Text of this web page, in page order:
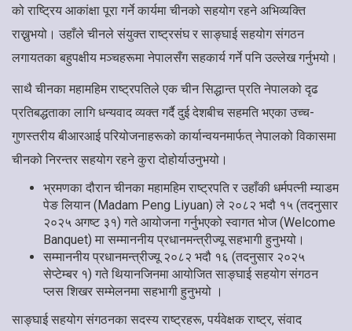
को राष्ट्रिय आकांक्षा पूरा गर्ने कार्यमा चीनको सहयोग रहने अभिव्यक्ति
राख्नुभयो। उहाँले चीनले संयुक्त राष्ट्रसंघ र साङ्घाई सहयोग संगठन
लगायतका बहुपक्षीय मञ्चहरूमा नेपालसँग सहकार्य गर्ने पनि उल्लेख गर्नुभयो।
साथै चीनका महामहिम राष्ट्रपतिले एक चीन सिद्धान्त प्रति नेपालको दृढ
प्रतिबद्धताका लागि धन्यवाद व्यक्त गर्दै दुई देशबीच सहमति भएका उच्च-
गुणस्तरीय बीआरआई परियोजनाहरूको कार्यान्वयनमार्फत् नेपालको विकासमा
चीनको निरन्तर सहयोग रहने कुरा दोहोर्याउनुभयो।
भ्रमणका दौरान चीनका महामहिम राष्ट्रपति र उहाँकी धर्मपत्नी म्याडम
पेङ लियान (Madam Peng Liyuan) ले २०८२ भदौ १५ (तदनुसार
२०२५ अगष्ट ३१) गते आयोजना गर्नुभएको स्वागत भोज (Welcome
Banquet) मा सम्माननीय प्रधानमन्त्रीज्यू सहभागी हुनुभयो।
सम्माननीय प्रधानमन्त्रीज्यू २०८२ भदौ १६ (तदनुसार २०२५
सेप्टेम्बर १) गते थियानजिनमा आयोजित साङ्घाई सहयोग संगठन
प्लस शिखर सम्मेलनमा सहभागी हुनुभयो ।
साङ्घाई सहयोग संगठनका सदस्य राष्ट्रहरू, पर्यवेक्षक राष्ट्र, संवाद